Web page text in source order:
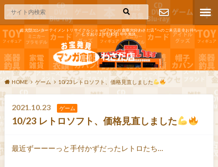
超大型エンターテイメントリサイクルショップ"マンガ倉庫大分わさだ店"へのご来店是非お待ち
しております!365日年中無休
お問い合わ
せ
HOME ゲーム 10/23 レトロソフト、価格見直しました
2021.10.23 ゲーム
10/23 レトロソフト、価格見直しました
最近ずーーーっと手付かずだったレトロたち…